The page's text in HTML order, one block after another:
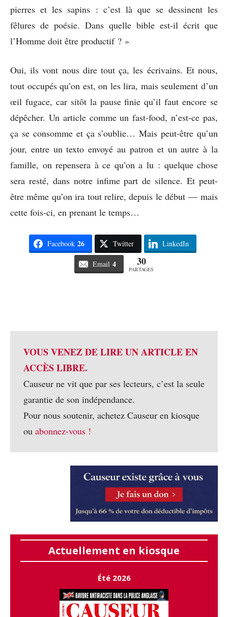
pierres et les sapins : c’est là que se dessinent les
fêlures de poésie. Dans quelle bible est-il écrit que
l’Homme doit être productif ? »
Oui, ils vont nous dire tout ça, les écrivains. Et nous,
tout occupés qu’on est, on les lira, mais seulement d’un
œil fugace, car sitôt la pause finie qu’il faut encore se
dépêcher. Un article comme un fast-food, n’est-ce pas,
ça se consomme et ça s’oublie… Mais peut-être qu’un
jour, entre un texto envoyé au patron et un autre à la
famille, on repensera à ce qu’on a lu : quelque chose
sera resté, dans notre infime part de silence. Et peut-
être même qu’on ira tout relire, depuis le début — mais
cette fois-ci, en prenant le temps…
Facebook 26 Twitter LinkedIn
Email 4 30
PARTAGES
VOUS VENEZ DE LIRE UN ARTICLE EN
ACCÈS LIBRE.
Causeur ne vit que par ses lecteurs, c’est la seule
garantie de son indépendance.
Pour nous soutenir, achetez Causeur en kiosque
ou abonnez-vous !
Actuellement en kiosque
Été 2026